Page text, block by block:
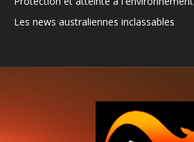
Les news australiennes inclassables